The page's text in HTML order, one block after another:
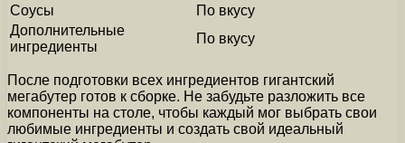
Соусы
По вкусу
Дополнительные
ингредиенты
По вкусу
После подготовки всех ингредиентов гигантский
мегабутер готов к сборке. Не забудьте разложить все
компоненты на столе, чтобы каждый мог выбрать свои
любимые ингредиенты и создать свой идеальный